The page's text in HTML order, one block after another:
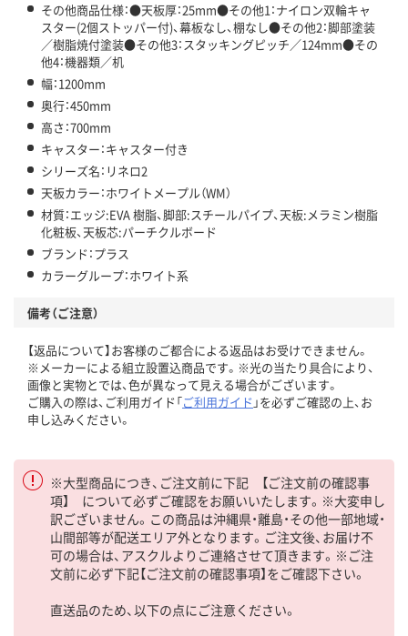
その他商品仕様：●天板厚：25mm●その他1：ナイロン双輪キャ
スター(2個ストッパー付)、幕板なし、棚なし●その他2：脚部塗装
／樹脂焼付塗装●その他3：スタッキングピッチ／124mm●その
他4：機器類／机
幅：1200mm
奥行：450mm
高さ：700mm
キャスター：キャスター付き
シリーズ名：リネロ2
天板カラー：ホワイトメープル（WM）
材質：エッジ:EVA 樹脂、脚部:スチールパイプ、天板:メラミン樹脂
化粧板、天板芯:パーチクルボード
ブランド：プラス
カラーグループ：ホワイト系
備考（ご注意）
【返品について】お客様のご都合による返品はお受けできません。
※メーカーによる組立設置込商品です。※光の当たり具合により、
画像と実物とでは、色が異なって見える場合がございます。
ご購入の際は、ご利用ガイド「ご利用ガイド 」を必ずご確認の上、お
申し込みください。
※大型商品につき、ご注文前に下記 【ご注文前の確認事
項】 について必ずご確認をお願いいたします。※大変申し
訳ございません。この商品は沖縄県・離島・その他一部地域・
山間部等が配送エリア外となります。ご注文後、お届け不
可の場合は、アスクルよりご連絡させて頂きます。※ご注
文前に必ず下記【ご注文前の確認事項】をご確認下さい。
直送品のため、以下の点にご注意ください。